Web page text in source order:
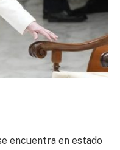
encuentra en estado